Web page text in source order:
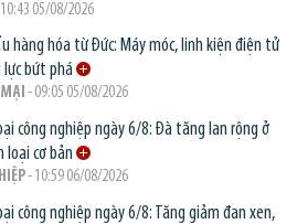
05/08/2026
hàng hóa từ Đức: Máy móc, linh kiện điện tử
bứt phá
MẠI - 09:05 05/08/2026
công nghiệp ngày 6/8: Đà tăng lan rộng ở
cơ bản
- 10:59 06/08/2026
công nghiệp ngày 6/8: Tăng giảm đan xen,